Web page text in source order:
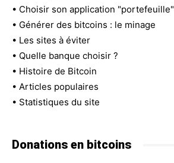
• Choisir son application "portefeuille"
• Générer des bitcoins : le minage
• Les sites à éviter
• Quelle banque choisir ?
• Histoire de Bitcoin
• Articles populaires
• Statistiques du site
Donations en bitcoins